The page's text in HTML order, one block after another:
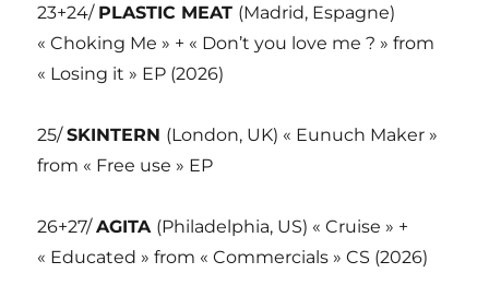
23+24/ PLASTIC MEAT (Madrid, Espagne)
« Choking Me » + « Don’t you love me ? » from
« Losing it » EP (2026)
25/SKINTERN (London, UK) « Eunuch Maker »
from « Free use » EP
26+27/AGITA (Philadelphia, US) « Cruise » +
« Educated » from « Commercials » CS (2026)